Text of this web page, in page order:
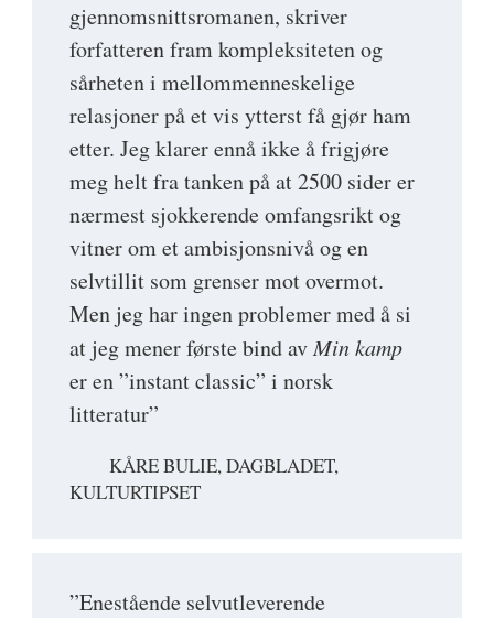
gjennomsnittsromanen, skriver
forfatteren fram kompleksiteten og
sårheten i mellommenneskelige
relasjoner på et vis ytterst få gjør ham
etter. Jeg klarer ennå ikke å frigjøre
meg helt fra tanken på at 2500 sider er
nærmest sjokkerende omfangsrikt og
vitner om et ambisjonsnivå og en
selvtillit som grenser mot overmot.
Men jeg har ingen problemer med å si
at jeg mener første bind avMin kamp
er en ”instant classic” i norsk
litteratur”
KÅRE BULIE, DAGBLADET,
KULTURTIPSET
”Enestående selvutleverende